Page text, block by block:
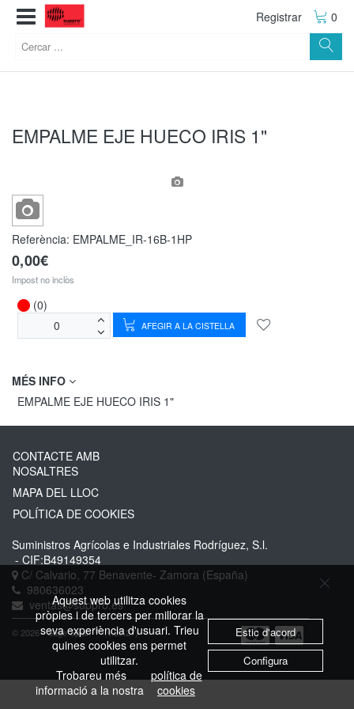
Registrar 0
EMPALME EJE HUECO IRIS 1"
Referència: EMPALME_IR-16B-1HP
0,00€
Impost no inclòs
(0)
AFEGIR A LA CISTELLA
MÉS INFO
EMPALME EJE HUECO IRIS 1"
CONTACTE AMB
NOSALTRES
MAPA DEL LLOC
POLÍTICA DE COOKIES
Suministros Agrícolas e Industriales Rodríguez, S.l.
- CIF:B49149354
C/ Calvario, 77 Benavente- Zamora (España)
980636023
ventas@suppro.es
© 2026 - Sage Spain ™ (v.20.27)
Aquest web utilitza cookies
pròpies i de tercers per millorar la
seva experiència d'usuari. Trieu
quines cookies ens permet
utilitzar.
Trobareu més
informació a la nostra
política de
cookies
Estic d'acord
Configura